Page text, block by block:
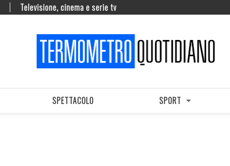
Televisione, cinema e serie tv
SPETTACOLO SPORT